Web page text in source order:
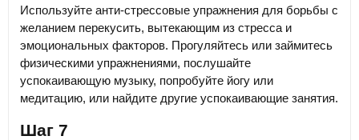
Используйте анти-стрессовые упражнения для борьбы с
желанием перекусить, вытекающим из стресса и
эмоциональных факторов. Прогуляйтесь или займитесь
физическими упражнениями, послушайте
успокаивающую музыку, попробуйте йогу или
медитацию, или найдите другие успокаивающие занятия.
Шаг 7